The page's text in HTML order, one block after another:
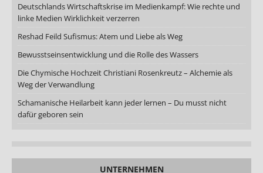
Deutschlands Wirtschaftskrise im Medienkampf: Wie rechte und
linke Medien Wirklichkeit verzerren
Reshad Feild Sufismus: Atem und Liebe als Weg
Bewusstseinsentwicklung und die Rolle des Wassers
Die Chymische Hochzeit Christiani Rosenkreutz – Alchemie als
Weg der Verwandlung
Schamanische Heilarbeit kann jeder lernen – Du musst nicht
dafür geboren sein
UNTERNEHMEN